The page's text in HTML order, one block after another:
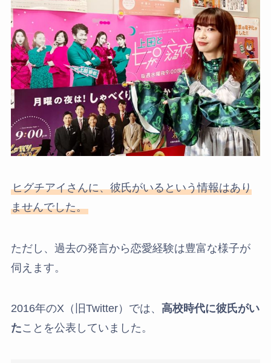
ヒグチアイさんに、彼氏がいるという情報はあり
ませんでした。
ただし、過去の発言から恋愛経験は豊富な様子が
伺えます。
2016年のX（旧Twitter）では、 高校時代に彼氏がい
たことを公表していました。